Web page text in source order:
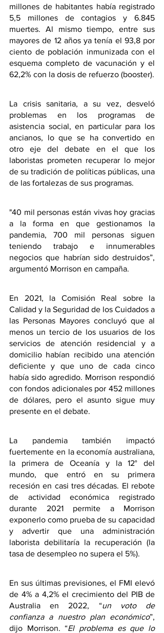
millones de habitantes había registrado
5,5 millones de contagios y 6.845
muertes. Al mismo tiempo, entre sus
mayores de 12 años ya tenía el 93,8 por
ciento de población inmunizada con el
esquema completo de vacunación y el
62,2% con la dosis de refuerzo (booster).
La crisis sanitaria, a su vez, desveló
problemas en los programas de
asistencia social, en particular para los
ancianos, lo que se ha convertido en
otro eje del debate en el que los
laboristas prometen recuperar lo mejor
de su tradición de políticas públicas, una
de las fortalezas de sus programas.
"40 mil personas están vivas hoy gracias
a la forma en que gestionamos la
pandemia, 700 mil personas siguen
teniendo trabajo e innumerables
negocios que habrían sido destruidos”,
argumentó Morrison en campaña.
En 2021, la Comisión Real sobre la
Calidad y la Seguridad de los Cuidados a
las Personas Mayores concluyó que al
menos un tercio de los usuarios de los
servicios de atención residencial y a
domicilio habían recibido una atención
deficiente y que uno de cada cinco
había sido agredido. Morrison respondió
con fondos adicionales por 452 millones
de dólares, pero el asunto sigue muy
presente en el debate.
La pandemia también impactó
fuertemente en la economía australiana,
la primera de Oceanía y la 12° del
mundo, que entró en su primera
recesión en casi tres décadas. El rebote
de actividad económica registrado
durante 2021 permite a Morrison
exponerlo como prueba de su capacidad
y advertir que una administración
laborista debilitaría la recuperación (la
tasa de desempleo no supera el 5%).
En sus últimas previsiones, el FMI elevó
de 4% a 4,2% el crecimiento del PIB de
Australia en 2022, “un voto de
confianza a nuestro plan económico”,
dijo Morrison. “El problema es que lo